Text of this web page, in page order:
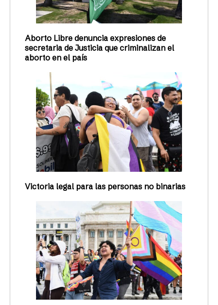
Aborto Libre denuncia expresiones de
secretaria de Justicia que criminalizan el
aborto en el país
Victoria legal para las personas no binarias